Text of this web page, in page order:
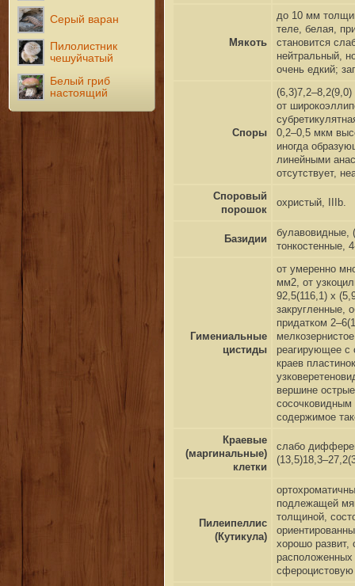
Серый варан
Пилолистник
чешуйчатый
Белый гриб
настоящий
Мякоть
до 10 мм
теле, белая,
становится
нейтральный,
очень едкий;
Споры
(6,3)7,2–8,2(9,0)
от
0,2–0,5 мкм
иногда
линейными
отсутствует,
Споровый
порошок
охристый, IIIb.
Базидии
булавовидные,
тонкостенные,
Гимениальные
цистиды
от умеренно
мм2, от
92,5(116,1) x
закругленные,
придатком
реагирующее с
краев
вершине
сосочковидным
содержимое
Краевые
(маргинальные)
клетки
слабо
Пилеипеллис
(Кутикула)
подлежащей
толщиной,
хорошо развит,
сфероцистовую